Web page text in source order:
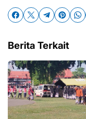
Berita Terkait